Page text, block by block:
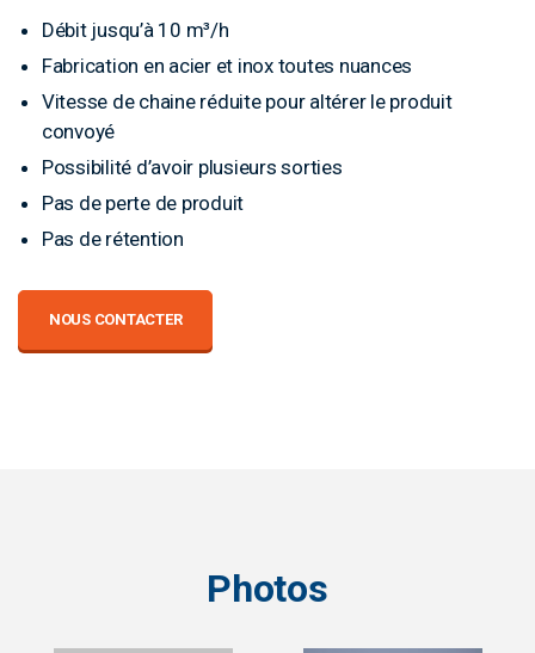
Débit jusqu’à 10 m³/h
Fabrication en acier et inox toutes nuances
Vitesse de chaine réduite pour altérer le produit
convoyé
Possibilité d’avoir plusieurs sorties
Pas de perte de produit
Pas de rétention
NOUS CONTACTER
Photos